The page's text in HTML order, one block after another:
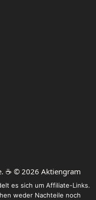
☕️ © 2026 Aktiengram
es sich um Affiliate-Links.
weder Nachteile noch